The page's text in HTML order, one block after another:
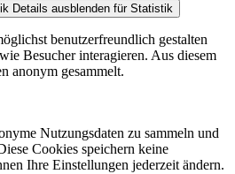
Details ausblenden für Statistik
benutzerfreundlich gestalten
Besucher interagieren. Aus diesem
anonym gesammelt.
Nutzungsdaten zu sammeln und
Cookies speichern keine
Ihre Einstellungen jederzeit ändern.